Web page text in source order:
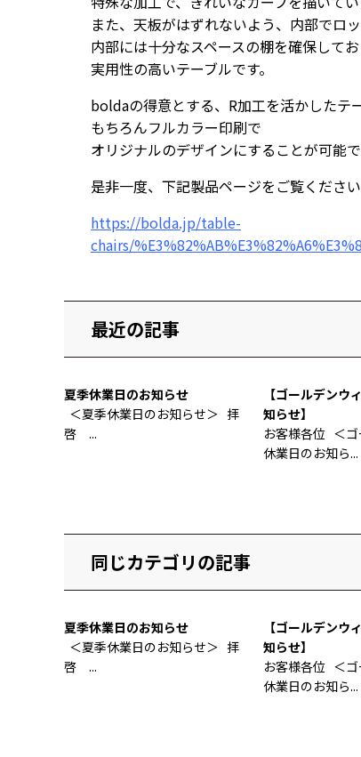
また、天板がはずれないよう、内部でロ
内部には十分なスペースの棚を確保してお
実用性の高いテーブルです。
boldaの得意とする、R加工を活かしたテ
もちろんフルカラー印刷で
オリジナルのデザインにすることが可能で
是非一度、下記製品ページをご覧ください
https://bolda.jp/table-
chairs/
最近の記事
夏季休業日のお知らせ
＜夏季休業日のお知らせ＞ 拝
啓 ...
【ゴールデンウ
知らせ】
お客様各位 ＜ゴ
休業日のお知ら...
同じカテゴリの記事
夏季休業日のお知らせ
＜夏季休業日のお知らせ＞ 拝
啓 ...
【ゴールデンウ
知らせ】
お客様各位 ＜ゴ
休業日のお知ら...